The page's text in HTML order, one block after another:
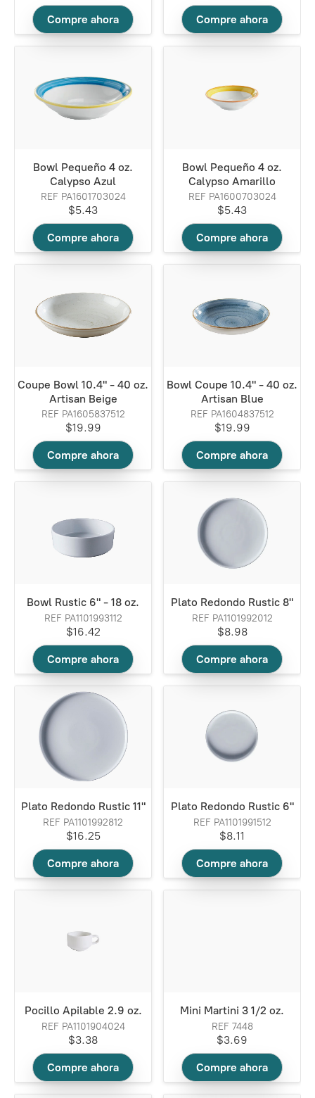
Compre ahora Compre ahora
Bowl Pequeño 4 oz.
Calypso Azul
REF PA1601703024
$5.43
Compre ahora
Bowl Pequeño 4 oz.
Calypso Amarillo
REF PA1600703024
$5.43
Compre ahora
Coupe Bowl 10.4" - 40 oz.
Artisan Beige
REF PA1605837512
$19.99
Compre ahora
Bowl Coupe 10.4" - 40 oz.
Artisan Blue
REF PA1604837512
$19.99
Compre ahora
Bowl Rustic 6" - 18 oz.
REF PA1101993112
$16.42
Compre ahora
Plato Redondo Rustic 8"
REF PA1101992012
$8.98
Compre ahora
Plato Redondo Rustic 11"
REF PA1101992812
$16.25
Compre ahora
Plato Redondo Rustic 6"
REF PA1101991512
$8.11
Compre ahora
Pocillo Apilable 2.9 oz.
REF PA1101904024
$3.38
Compre ahora
Mini Martini 3 1/2 oz.
REF 7448
$3.69
Compre ahora